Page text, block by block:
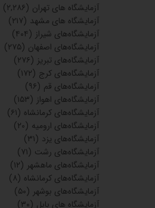
آزمایشگاه‌ های تهران (۲,۲۸۶)
آزمایشگاه های مشهد (۲۱۷)
آزمایشگاه‌های شیراز (۴۰۴)
آزمایشگاه‌های اصفهان (۲۷۵)
آزمایشگاه‌های تبریز (۲۷۶)
آزمایشگاه‌های کرج (۱۷۲)
آزمایشگاه‌های قم (۹۶)
آزمایشگاه‌های اهواز (۱۵۳)
آزمایشگاه‌های کرمانشاه (۶۱)
آزمایشگاه‌های ارومیه (۲۰)
آزمایشگاه‌های یزد (۳۱)
آزمایشگاه‌های رشت (۷۱)
آزمایشگاه‌های ماهشهر (۱۲)
آزمایشگاه‌های کرمانشاه (۸)
آزمایشگاه‌های بوشهر (۵۰)
آزمایشگاه های بابل (۳۰)